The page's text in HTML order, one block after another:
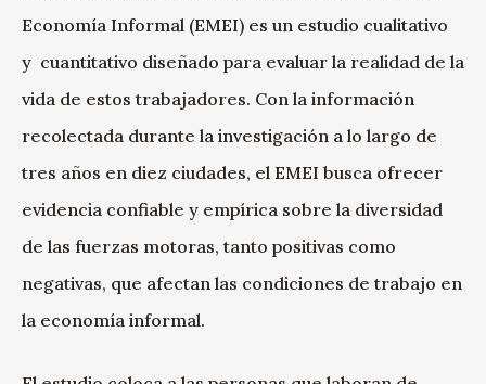
Economía Informal (EMEI) es un estudio cualitativo
y cuantitativo diseñado para evaluar la realidad de la
vida de estos trabajadores. Con la información
recolectada durante la investigación a lo largo de
tres años en diez ciudades, el EMEI busca ofrecer
evidencia confiable y empírica sobre la diversidad
de las fuerzas motoras, tanto positivas como
negativas, que afectan las condiciones de trabajo en
la economía informal.